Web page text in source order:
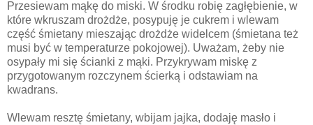
Przesiewam mąkę do miski. W środku robię zagłębienie, w
które wkruszam drożdże, posypuję je cukrem i wlewam
część śmietany mieszając drożdże widelcem (śmietana też
musi być w temperaturze pokojowej). Uważam, żeby nie
osypały mi się ścianki z mąki. Przykrywam miskę z
przygotowanym rozczynem ścierką i odstawiam na
kwadrans.
Wlewam resztę śmietany, wbijam jajka, dodaję masło i